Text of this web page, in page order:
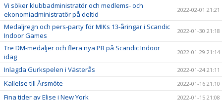
Vi söker klubbadministratör och medlems- och
ekonomiadministratör på deltid
2022-02-01 21:21
Medaljregn och pers-party för MIKs 13-åringar i Scandic
Indoor Games
2022-01-30 21:18
Tre DM-medaljer och flera nya PB på Scandic Indoor
idag
2022-01-29 21:14
Inlagda Gurkspelen i Västerås 2022-01-24 21:11
Kallelse till Årsmöte 2022-01-16 21:10
Fina tider av Elise i New York 2022-01-15 21:08